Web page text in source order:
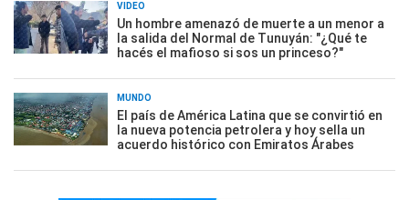
VIDEO
Un hombre amenazó de muerte a un menor a
la salida del Normal de Tunuyán: "¿Qué te
hacés el mafioso si sos un princeso?"
MUNDO
El país de América Latina que se convirtió en
la nueva potencia petrolera y hoy sella un
acuerdo histórico con Emiratos Árabes